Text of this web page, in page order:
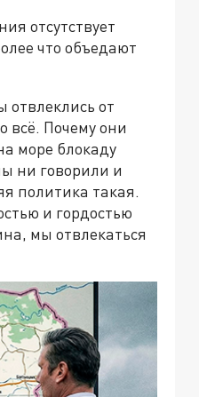
отсутствует
что объедают
отвлеклись от
всё. Почему они
море блокаду
ни говорили и
политика такая.
и гордостью
мы отвлекаться